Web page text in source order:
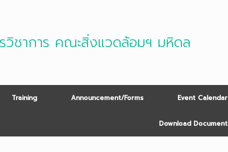
วิชาการ คณะสิ่งแวดล้อมฯ มหิดล
Training Announcement/Forms Event Calendar
Download Document